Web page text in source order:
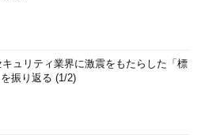
検討してください。
番環境におけるクラスタ構成
キュリティ業界に激震をもたらした「標
振り返る (1/2)